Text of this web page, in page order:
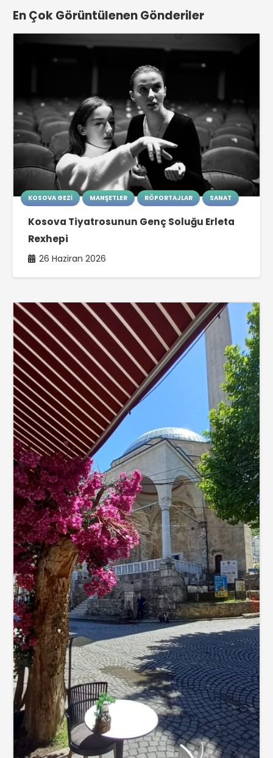
En Çok Görüntülenen Gönderiler
KOSOVA GEZI MANŞETLER RÖPORTAJLAR SANAT
Kosova Tiyatrosunun Genç Soluğu Erleta
Rexhepi
26 Haziran 2026